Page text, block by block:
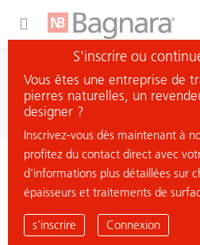
chercher matière
< retour à la vue d'ensemble
BIANCO SARDO
S'inscrire ou
Vous êtes une entreprise de
pierres naturelles, un
designer ?
Inscrivez-vous dès maintenant à
profitez du contact direct avec
d'informations plus détaillées sur
épaisseurs et traitements de
s'inscrire Connexion